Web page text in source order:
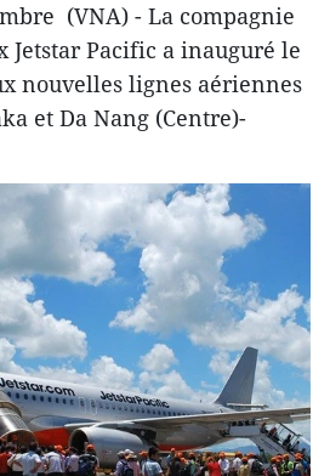
(VNA) - La compagnie
Jetstar Pacific a inauguré le
nouvelles lignes aériennes
et Da Nang (Centre)-